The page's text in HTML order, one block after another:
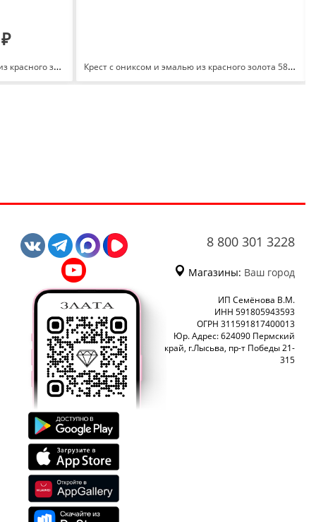
Подвеска Сердце с бриллиантами из красного золота 585 с родированием 100368-1502 Крест с ониксом и эмалью из красного золота 585 080043
8 800 301 3228
Магазины: Ваш город
ИП Семёнова В.М.
ИНН 591805943593
ОГРН 311591817400013
Юр. Адрес: 624090 Пермский
край, г.Лысьва, пр-т Победы 21-
315